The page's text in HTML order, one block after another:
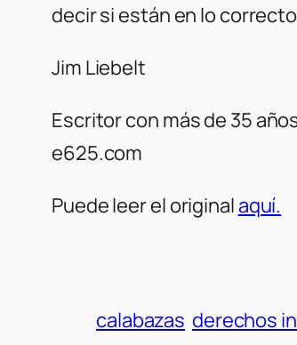
decir si están en lo
Jim Liebelt
Escritor con más de 35
e625.com
Puede leer el original aquí.
calabazas derechos